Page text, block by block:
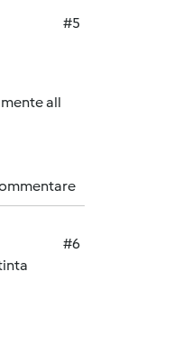
#5
all
#6